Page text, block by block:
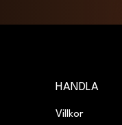
HANDLA
Villkor